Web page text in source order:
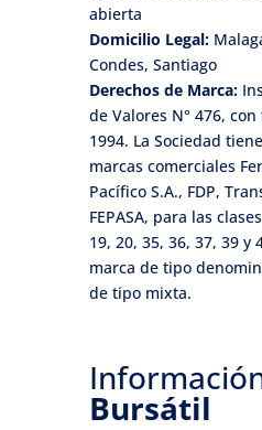
abierta
Domicilio Legal:
Condes, Santiago
Derechos de Marca:
de Valores N° 476,
1994. La Sociedad
marcas comerciales
Pacífico S.A., FDP,
FEPASA, para las
19, 20, 35, 36, 37, 39 y
marca de tipo
de tipo mixta.
Bursátil